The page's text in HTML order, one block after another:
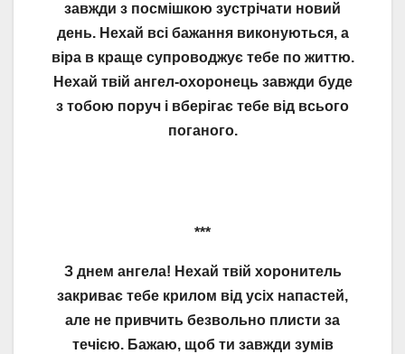
завжди з посмішкою зустрічати новий
день. Нехай всі бажання виконуються, а
віра в краще супроводжує тебе по життю.
Нехай твій ангел-охоронець завжди буде
з тобою поруч і вберігає тебе від всього
поганого.
***
З днем ангела! Нехай твій хоронитель
закриває тебе крилом від усіх напастей,
але не привчить безвольно плисти за
течією. Бажаю, щоб ти завжди зумів